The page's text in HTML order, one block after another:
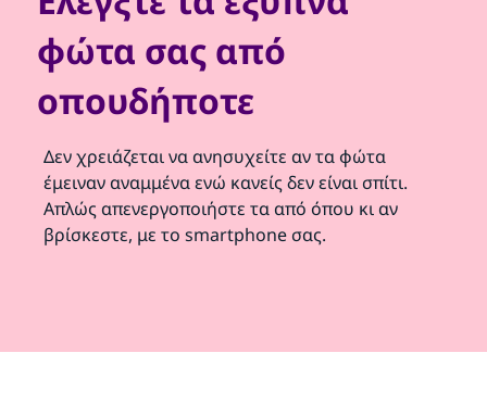
φώτα σας από
οπουδήποτε
Δεν χρειάζεται να ανησυχείτε αν τα φώτα
έμειναν αναμμένα ενώ κανείς δεν είναι σπίτι.
Απλώς απενεργοποιήστε τα από όπου κι αν
βρίσκεστε, με το smartphone σας.